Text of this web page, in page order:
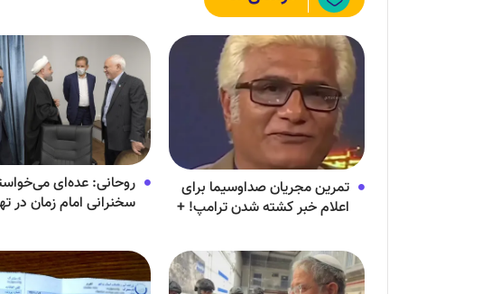
تمرین مجریان صداوسیما برای
اعلام خبر کشته شدن ترامپ! +
روحانی: عده‌ای
سخنرانی امام زمان در